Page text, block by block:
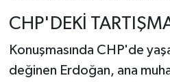
CHP'DEKİ
Konuşmasında CHP'de
değinen Erdoğan, ana